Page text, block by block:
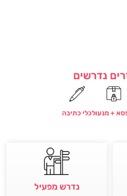
נדרשים
+ מנעולכלי כתיבה
נדרש מפעיל